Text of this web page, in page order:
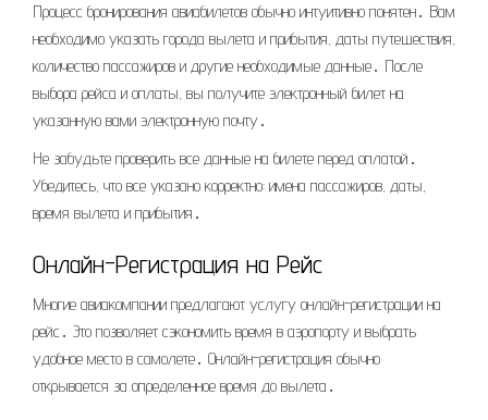
Процесс бронирования авиабилетов обычно интуитивно понятен․ Вам
необходимо указать города вылета и прибытия, даты путешествия,
количество пассажиров и другие необходимые данные․ После
выбора рейса и оплаты, вы получите электронный билет на
указанную вами электронную почту․
Не забудьте проверить все данные на билете перед оплатой․
Убедитесь, что все указано корректно: имена пассажиров, даты,
время вылета и прибытия․
Онлайн-Регистрация на Рейс
Многие авиакомпании предлагают услугу онлайн-регистрации на
рейс․ Это позволяет сэкономить время в аэропорту и выбрать
удобное место в самолете․ Онлайн-регистрация обычно
открывается за определенное время до вылета․